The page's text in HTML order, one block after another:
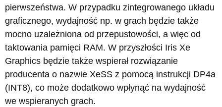
pierwszeństwa. W przypadku zintegrowanego układu
graficznego, wydajność np. w grach będzie także
mocno uzależniona od przepustowości, a więc od
taktowania pamięci RAM. W przyszłości Iris Xe
Graphics będzie także wspierał rozwiązanie
producenta o nazwie XeSS z pomocą instrukcji DP4a
(INT8), co może dodatkowo wpłynąć na wydajność
we wspieranych grach.